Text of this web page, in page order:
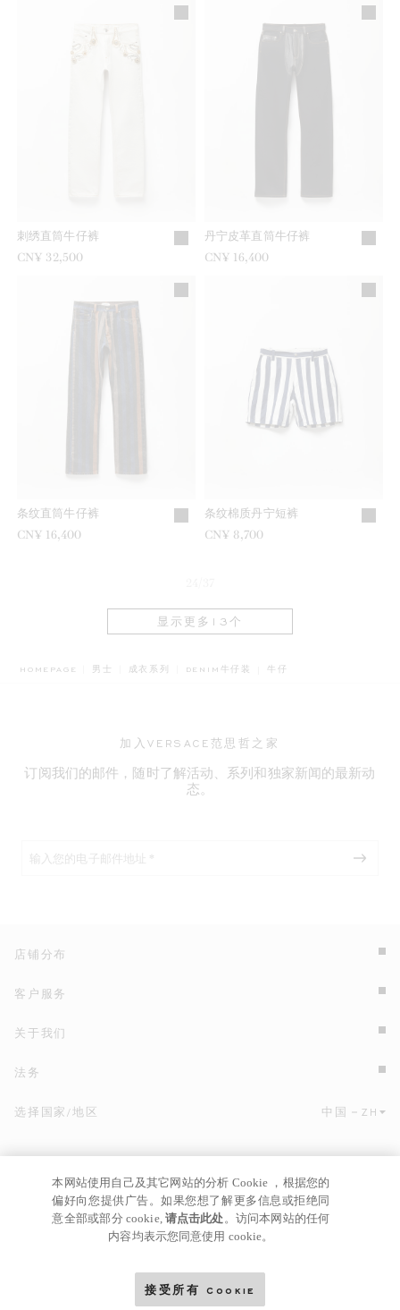
刺绣直筒牛仔裤
CN¥ 32,500
丹宁皮革直筒牛仔裤
CN¥ 16,400
条纹直筒牛仔裤
CN¥ 16,400
条纹棉质丹宁短裤
CN¥ 8,700
显示更多13个
HOMEPAGE 男士 成衣系列 DENIM牛仔装 牛仔
加入VERSACE范思哲之家
订阅我们的邮件，随时了解活动、系列和独家新闻的最新动
态。
店铺分布
客户服务
关于我们
法务
点击此处选择国家/地区和语言。
选择国家/地区 中国 ZH
本网站使用自己及其它网站的分析 Cookie ，根据您的
偏好向您提供广告。如果您想了解更多信息或拒绝同
意全部或部分 cookie,请点击此处。访问本网站的任何
内容均表示您同意使用 cookie。
接受所有 Cookie